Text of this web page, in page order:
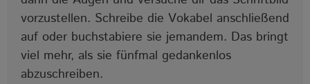
vorzustellen. Schreibe die Vokabel anschließend
auf oder buchstabiere sie jemandem. Das bringt
viel mehr, als sie fünfmal gedankenlos
abzuschreiben.